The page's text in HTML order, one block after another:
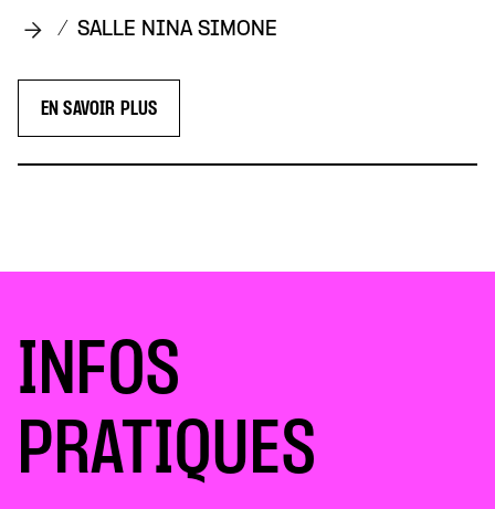
/ SALLE NINA SIMONE
EN SAVOIR PLUS
INFOS
PRATIQUES